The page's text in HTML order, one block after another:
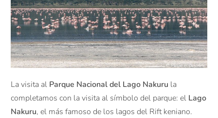
La visita al Parque Nacional del Lago Nakuru la
completamos con la visita al símbolo del parque: el Lago
Nakuru, el más famoso de los lagos del Rift keniano.